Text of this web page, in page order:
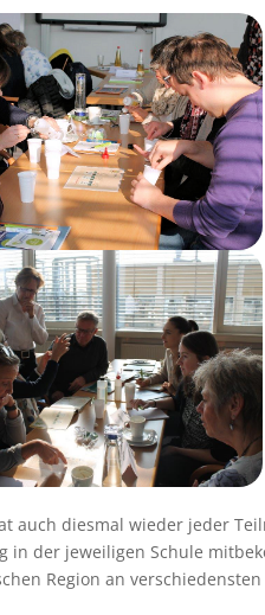
auch diesmal wieder jeder
in der jeweiligen Schule
Region an